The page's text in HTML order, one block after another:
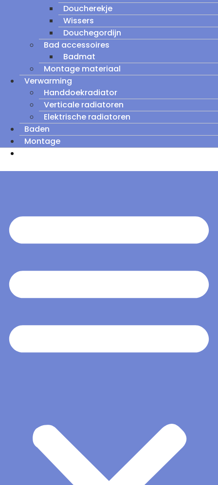
Doucherekje
Wissers
Douchegordijn
Bad accessoires
Badmat
Montage materiaal
Verwarming
Handdoekradiator
Verticale radiatoren
Elektrische radiatoren
Baden
Montage